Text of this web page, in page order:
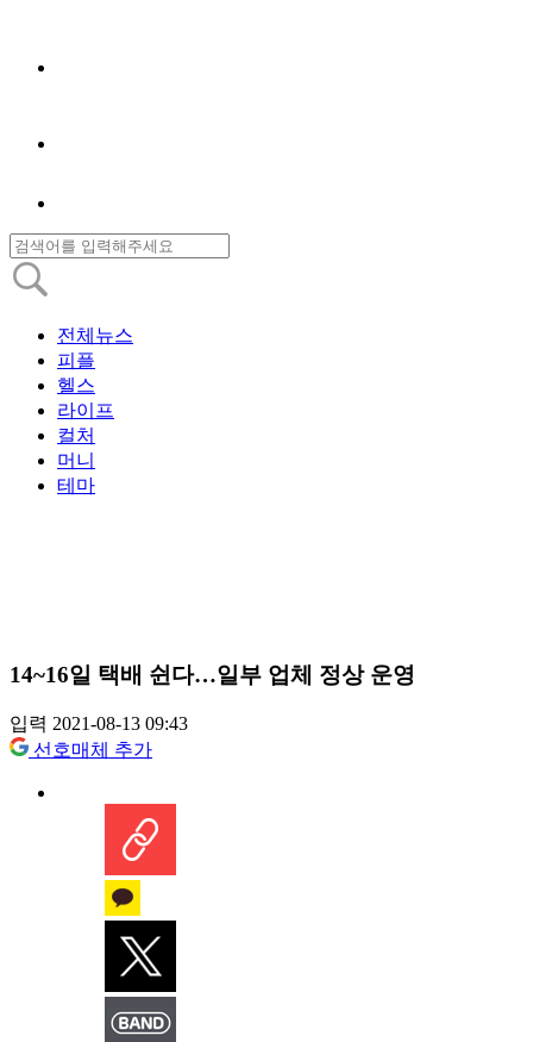
전체뉴스
피플
헬스
라이프
컬처
머니
테마
14~16일 택배 쉰다…일부 업체 정상 운영
입력 2021-08-13 09:43
선호매체 추가